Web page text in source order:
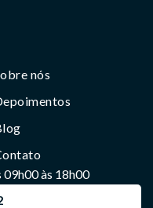
nós
09h00 às 18h00